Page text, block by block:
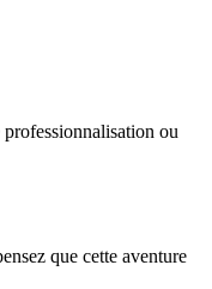
ou
que cette aventure